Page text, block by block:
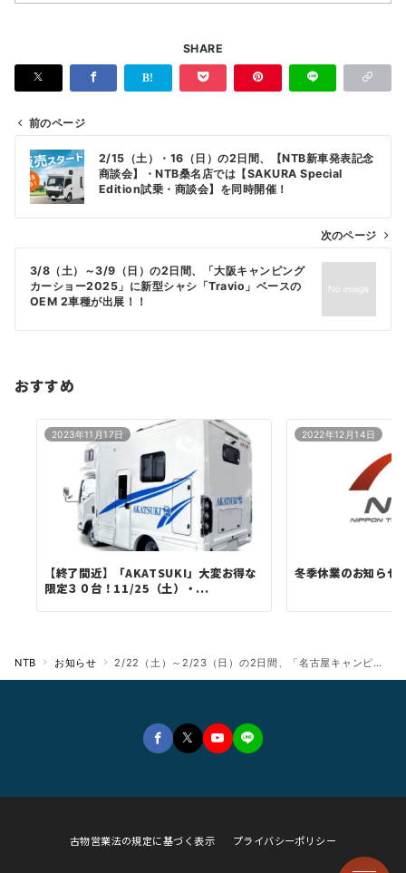
SHARE
投
稿
ナ
ビ
ゲ
ー
シ
ョ
前のページ
2/15（土）・16（日）の2日間、【NTB新車発表記念
商談会】・NTB桑名店では【SAKURA Special
Edition試乗・商談会】を同時開催！
次のページ
3/8（土）～3/9（日）の2日間、「大阪キャンピング
カーショー2025」に新型シャシ「Travio」ベースの
OEM 2車種が出展！！
おすすめ
2023年11月17日
【終了間近】「AKATSUKI」大変お得な
限定３０台！11/25（土）・...
2022年12月14日
冬季休業のお知らせ
NTB お知らせ 2/22（土）～2/23（日）の2日間、「名古屋キャンピングカーフェア 2025 SPRING」に新型シャシ「Travio」ベースのOEM 2車種が出展！！
古物営業法の規定に基づく表示 プライバシーポリシー